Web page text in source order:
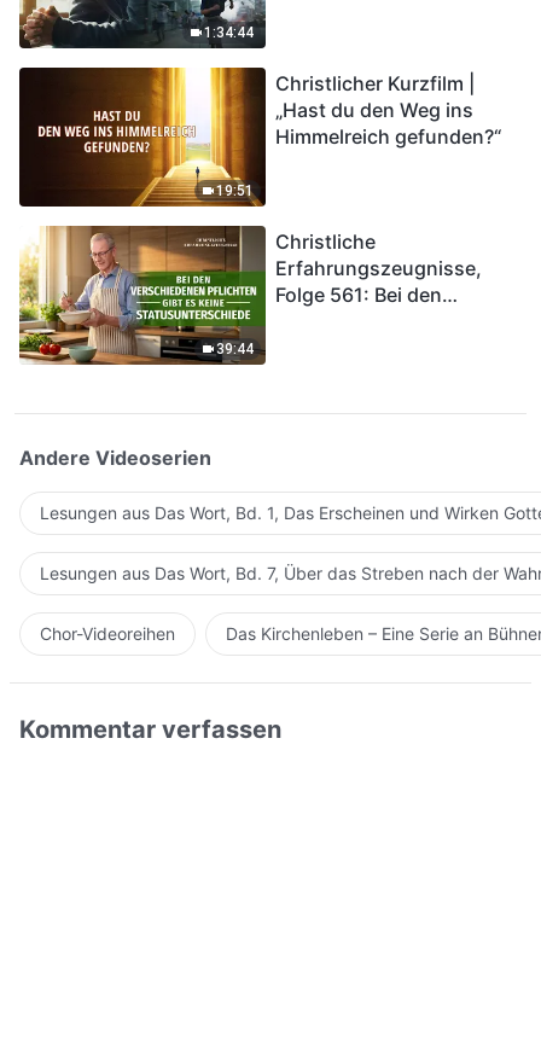
1:34:44
in das Königreich Gottes
eintreten?
19:51
Christlicher Kurzfilm |
„Hast du den Weg ins
Himmelreich gefunden?“
39:44
Christliche
Erfahrungszeugnisse,
Folge 561: Bei den
Andere Videoserien
Lesungen aus Das Wort, Bd. 1, Das Erscheinen und Wirken
Lesungen aus Das Wort, Bd. 7, Über das Streben nach der
Chor-Videoreihen Das Kirchenleben – Eine Serie an
Kommentar verfassen